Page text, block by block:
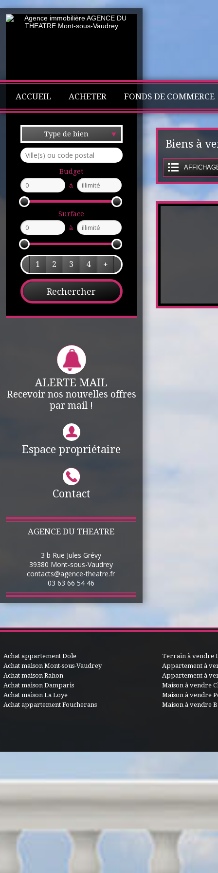
ACCUEIL ACHETER FONDS DE COMMERCE
Type de bien
Budget
à
Surface
à
1 2 3 4 +
ALERTE MAIL
Recevoir nos nouvelles offres
par mail !
Espace propriétaire
Contact
AGENCE DU THEATRE
3 b Rue Jules Grévy
39380 Mont-sous-Vaudrey
contacts@agence-theatre.fr
03 63 66 54 46
Biens à
Achat appartement Dole
Achat maison Mont-sous-Vaudrey
Achat maison Rahon
Achat maison Damparis
Achat maison La Loye
Achat appartement Foucherans
Terrain à vendre
Appartement à
Appartement à
Maison à vendre
Maison à vendre
Maison à vendre